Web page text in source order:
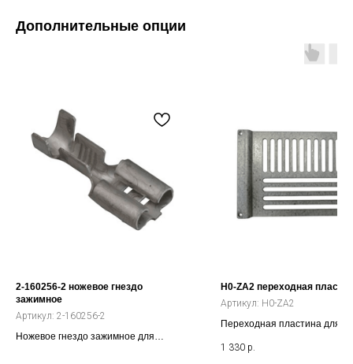
Дополнительные опции
2-160256-2 ножевое гнездо
зажимное
Артикул: 2-160256-2
Ножевое гнездо зажимное для
H0-ZA2 переходная
Артикул: H0-ZA2
Переходная пластина для
до 11 кВт на клеммную
1 330 р.